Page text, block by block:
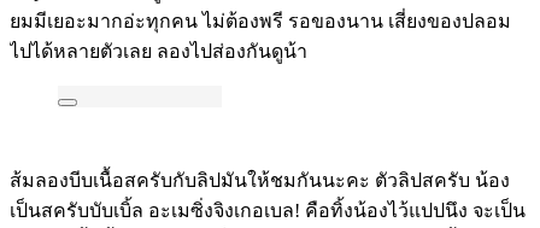
ยมมีเยอะมากอ่ะทุกคน ไม่ต้องพรี รอของนาน เสี่ยงของปลอม
ไปได้หลายตัวเลย ลองไปส่องกันดูน้า
ส้มลองบีบเนื้อสครับกับลิปมันให้ชมกันนะคะ ตัวลิปสครับ น้อง
เป็นสครับบับเบิ้ล อะเมซิ่งจิงเกอเบล! คือทิ้งน้องไว้แปปนึง จะเป็น